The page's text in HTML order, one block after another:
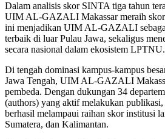
Dalam analisis skor SINTA tiga tahun
UIM AL-GAZALI Makassar meraih skor
ini menjadikan UIM AL-GAZALI
terbaik di luar Pulau Jawa, sekaligus
secara nasional dalam ekosistem LPTNU.
Di tengah dominasi kampus-kampus
Jawa Tengah, UIM AL-GAZALI
pembeda. Dengan dukungan 34
(authors) yang aktif melakukan
berhasil melampaui raihan skor institusi
Sumatera, dan Kalimantan.